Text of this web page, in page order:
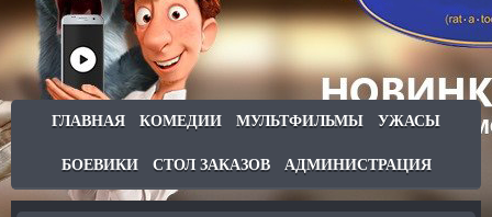
ГЛАВНАЯ КОМЕДИИ МУЛЬТФИЛЬМЫ УЖАСЫ
БОЕВИКИ СТОЛ ЗАКАЗОВ АДМИНИСТРАЦИЯ